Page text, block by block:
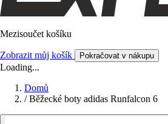
Mezisoučet košíku
Zobrazit můj košík Pokračovat v nákupu
Loading...
Domů
/ Běžecké boty adidas Runfalcon 6